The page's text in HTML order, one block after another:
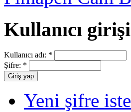
Kullanıcı girişi
Kullanıcı adı: *
Şifre: *
Yeni şifre iste